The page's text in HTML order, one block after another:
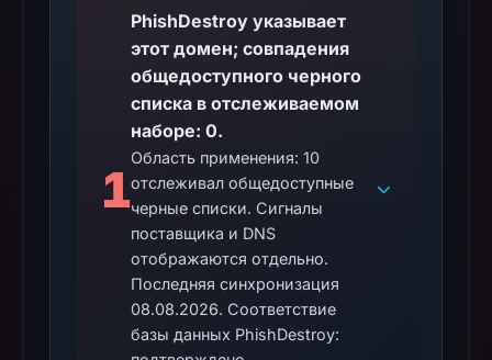
1
PhishDestroy указывает
этот домен; совпадения
общедоступного черного
списка в отслеживаемом
наборе: 0.
Область применения: 10
отслеживал общедоступные
черные списки. Сигналы
поставщика и DNS
отображаются отдельно.
Последняя синхронизация
08.08.2026. Соответствие
базы данных PhishDestroy: